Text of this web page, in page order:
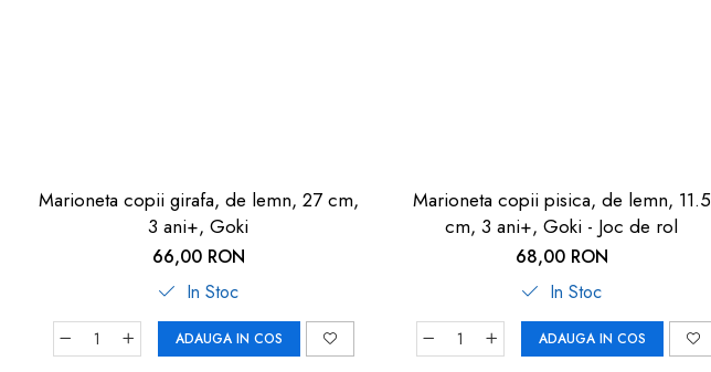
Marioneta copii girafa, de lemn, 27 cm,
3 ani+, Goki
66,00 RON
In Stoc
ADAUGA IN COS
Marioneta copii pisica, de lemn, 11.5
cm, 3 ani+, Goki - Joc de rol
68,00 RON
In Stoc
ADAUGA IN COS